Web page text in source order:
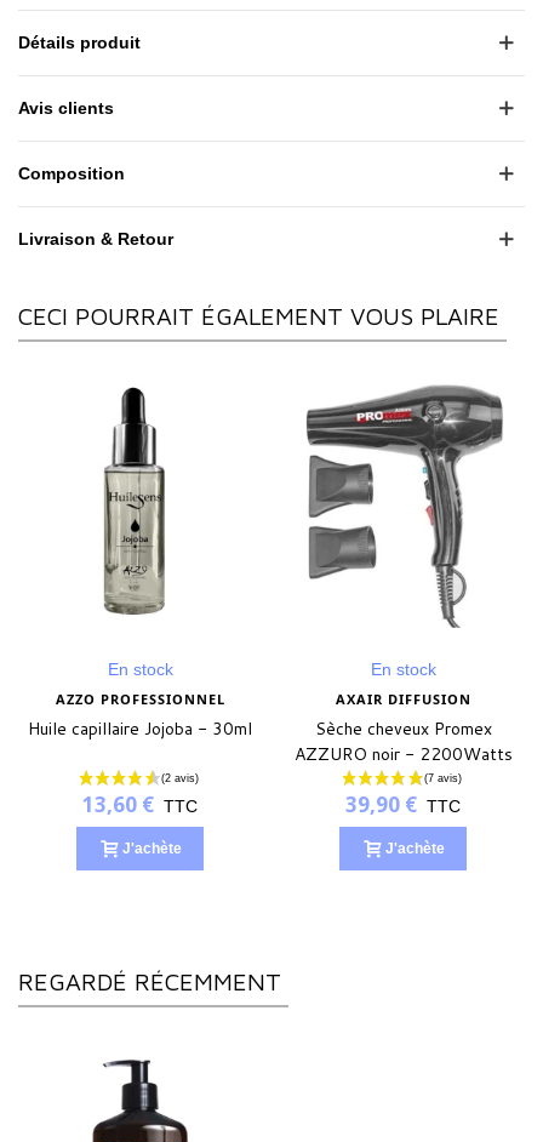
Détails produit
Avis clients
Composition
Livraison & Retour
CECI POURRAIT ÉGALEMENT VOUS PLAIRE
En stock
AZZO PROFESSIONNEL
Huile capillaire Jojoba - 30ml
13,60 € TTC
J'achète
En stock
AXAIR DIFFUSION
Sèche cheveux Promex
AZZURO noir - 2200Watts
39,90 € TTC
J'achète
REGARDÉ RÉCEMMENT